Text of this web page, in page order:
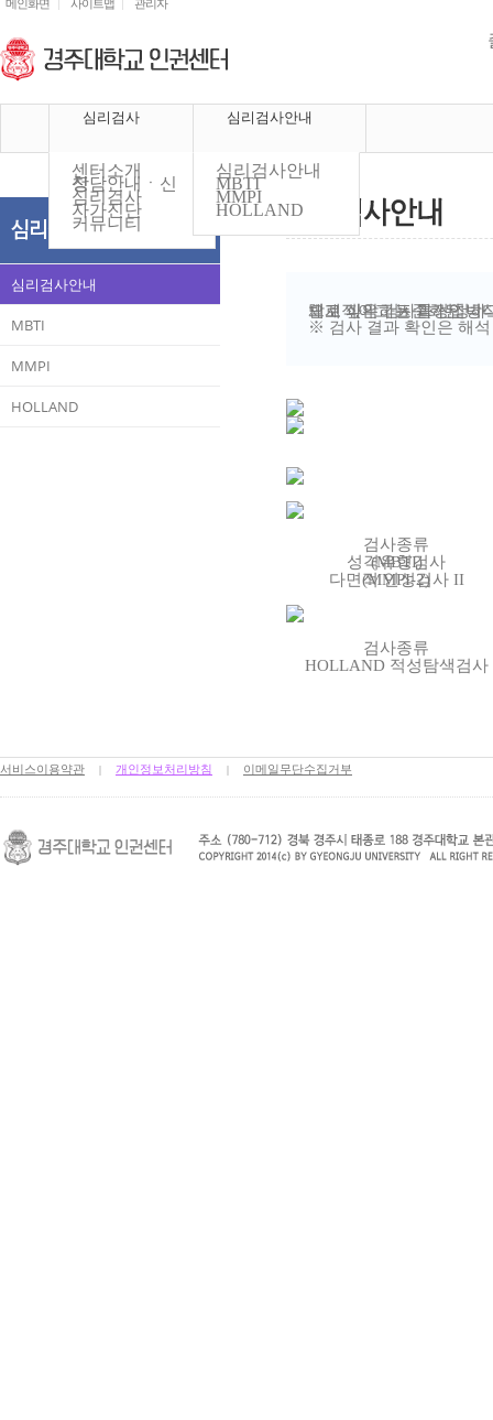
메인화면 사이트맵 관리자
심리검사
센터소개
상담안내ㆍ신청
심리검사
자가진단
커뮤니티
심리검사안내
심리검사안내
MBTI
MMPI
HOLLAND
심리검사안내
MBTI
MMPI
HOLLAND
체계적이고 표준화된 방식에 따라 제작된 심리검사를 통해
받고 싶은 검사를 신청
※ 검사 결과 확인은 해
검사종류
성격유형검사
(MBTI)
다면적 인성검사 II
(MMPI-2)
검사종류
HOLLAND 적성탐색검사
서비스이용약관 | 개인정보처리방침 | 이메일무단수집거부